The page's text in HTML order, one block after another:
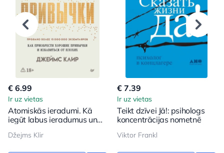
€ 6.99
Ir uz vietas
Atomiskās ieradumi. Kā
iegūt labus ieradumus un
Džejms Klir
€ 7.39
Ir uz vietas
Teikt dzīvei Jā!: psihologs
koncentrācijas nometnē
Viktor Frankl